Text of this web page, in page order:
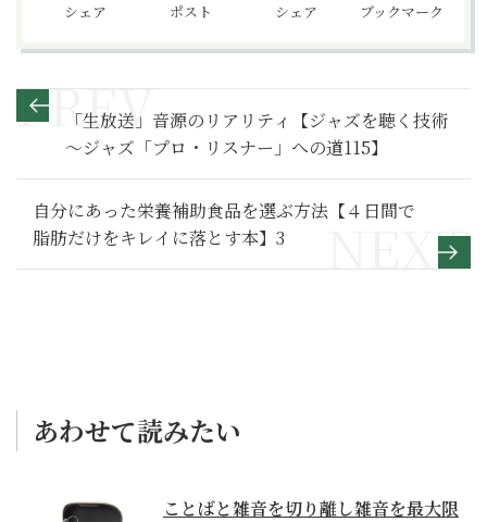
シェア ポスト シェア ブックマーク
「生放送」音源のリアリティ【ジャズを聴く技術
〜ジャズ「プロ・リスナー」への道115】
自分にあった栄養補助食品を選ぶ方法【４日間で
脂肪だけをキレイに落とす本】3
あわせて読みたい
ことばと雑音を切り離し雑音を最大限